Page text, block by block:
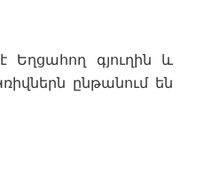
Եղցահող գյուղին և
ընթանում են